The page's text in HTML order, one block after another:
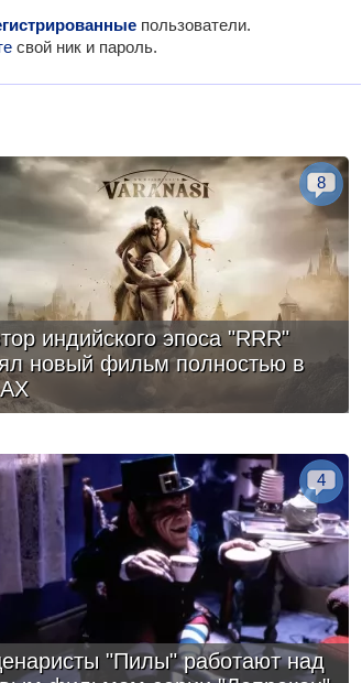
пользователи.
свой ник и пароль.
индийского эпоса "RRR"
новый фильм полностью в
8
"Пилы" работают над
4